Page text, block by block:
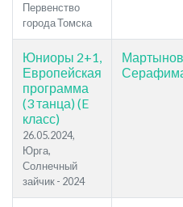
Первенство
города Томска
Юниоры 2+1,
Европейская
программа
(3 танца) (E
класс)
26.05.2024,
Юрга,
Солнечный
зайчик - 2024